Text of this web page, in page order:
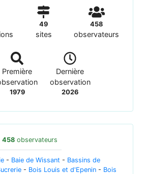
49
sites
458
observateurs
Première
1979
Dernière
observation
2026
458 observateurs
- Baie de Wissant - Bassins de
- Bois Louis et d'Epenin - Bois